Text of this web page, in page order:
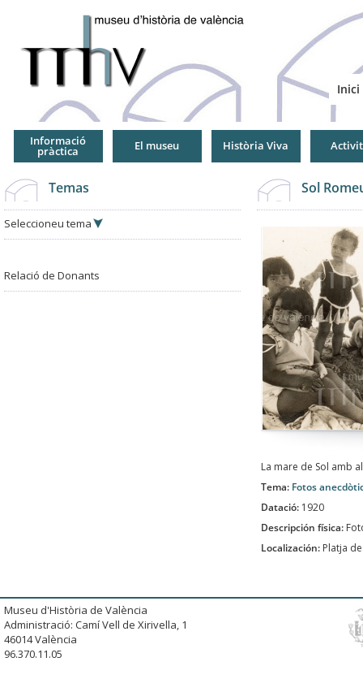
Inici
Informació
pràctica El museu Història Viva
Temas
Seleccioneu tema
Relació de Donants
Sol
La mare de Sol amb
Tema: Fotos
Datació: 1920
Descripción física:
Localización: Platja
Museu d'Història de València
Administració: Camí Vell de Xirivella, 1
46014 València
96.370.11.05